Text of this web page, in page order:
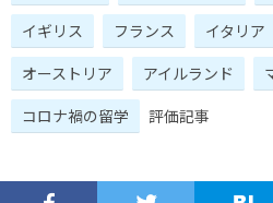
イギリス
フランス イタリア
オーストリア
アイルランド
コロナ禍の留学
評価記事